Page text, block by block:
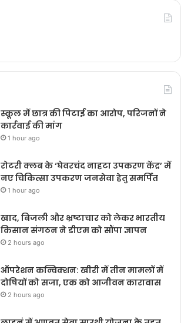
स्कूल में छात्र की पिटाई का आरोप, परिजनों ने
कार्रवाई की मांग
1 hour ago
रोटरी क्लब के ‘घेवरचंद नाहटा उपकरण केंद्र’ में
नए चिकित्सा उपकरण जनसेवा हेतु समर्पित
1 hour ago
खाद, बिजली और भ्रष्टाचार को लेकर भारतीय
किसान संगठन ने डीएम को सौंपा ज्ञापन
2 hours ago
ऑपरेशन कन्विक्शन: खीरी में तीन मामलों में
दोषियों को सजा, एक को आजीवन कारावास
2 hours ago